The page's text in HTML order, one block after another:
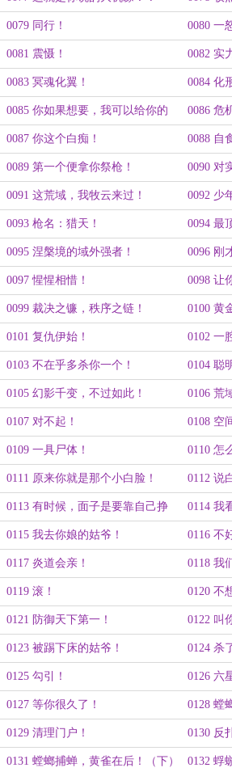
0079 同行！ 0080 一
0081 震慑！ 0082 实
0083 冥魂化翼！ 0084 化
0085 你如果想要，我可以给你的 0086 危
0087 你这个白痴！ 0088 自
0089 第一个便拿你祭枪！ 0090 对
0091 这荒域，我牧云来过！ 0092 少
0093 枪名：猎天！ 0094 最
0095 涅槃境的域外强者！ 0096 刚
0097 惺惺相惜！ 0098 让
者！
0099 裁决之镰，秩序之链！ 0100 黄
0101 复仇伊始！ 0102 一
0103 不在乎多杀你一个！ 0104 聪
0105 幻影千变，不过如此！ 0106 荒
0107 对不起！ 0108 空
0109 一具尸体！ 0110 怎
0111 原来你就是那个小白脸！ 0112 说
0113 有时候，面子是要靠自己挣
的！
0114 我
0115 我去你娘的姑爷！ 0116 不
了！
0117 炎道会亲！ 0118 我
0119 滚！ 0120 不
0121 防御天下第一！ 0122 叫
0123 被踢下床的姑爷！ 0124 杀
0125 勾引！ 0126 六
0127 等你很久了！ 0128 螳
0129 清理门户！ 0130 反
0131 螳螂捕蝉，黄雀在后！（下） 0132 蜉